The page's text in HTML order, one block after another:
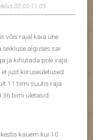
02.05-11.05
võis rajal käia ühe
alguses sai
ja kihutada pole vaja.
just kiiruseületused
11 tiimi suutis raja
tiimi ületasid
kauem kui 10